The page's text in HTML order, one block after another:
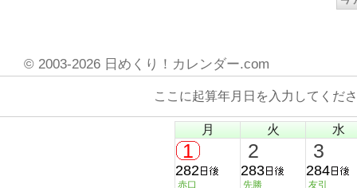
© 2003-2026 日めくり！カレンダー.com
ここに起算年月日を入力してく
月 火 水
1
282
赤口
2
283
先勝
3
284
友引